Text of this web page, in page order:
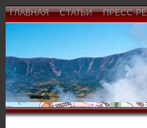
ГЛАВНАЯ СТАТЬИ ПРЕСС-